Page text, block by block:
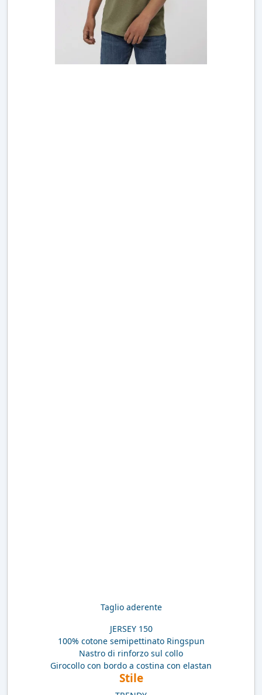
Taglio aderente
JERSEY 150
100% cotone semipettinato Ringspun
Nastro di rinforzo sul collo
Girocollo con bordo a costina con elastan
Stile